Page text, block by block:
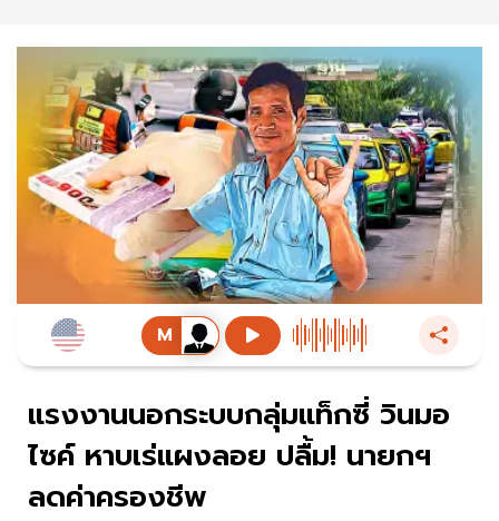
แรงงานนอกระบบกลุ่มแท็กซี่ วินมอ
ไซค์ หาบเร่แผงลอย ปลื้ม! นายกฯ
ลดค่าครองชีพ